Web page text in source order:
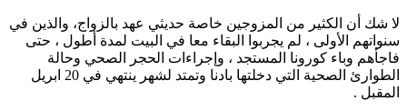
لا شك أن الكثير من المزوجين خاصة حديثي عهد بالزواج، والذين في
سنواتهم الأولى ، لم يجربوا البقاء معا في البيت لمدة أطول ، حتى
فاجأهم وباء كورونا المستجد ، وإجراءات الحجر الصحي وحالة
الطوارئ الصحية التي دخلتها بادنا وتمتد لشهر ينتهي في 20 ابريل
المقبل .